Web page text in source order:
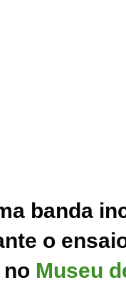
banda
o
no Museu